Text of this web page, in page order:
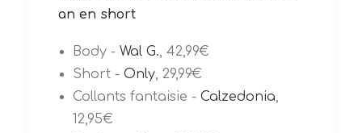
an en short
Body - Wal G. , 42,99€
Short - Only , 29,99€
Collants fantaisie - Calzedonia
12,95€